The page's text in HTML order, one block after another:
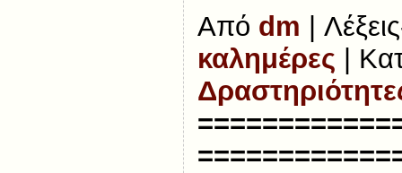
Από dm |
καλημέρες |